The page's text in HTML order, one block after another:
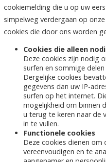
cookiemelding die u op uw
simpelweg verdergaan op
cookies die door ons worden
Cookies die alleen
Deze cookies zijn nodig
surfen en sommige
Dergelijke cookies
gegevens dan uw IP-
surfen op het internet.
mogelijkheid om binnen
u terug te keren naar de
in te vullen.
Functionele cookies
Deze cookies dienen
vereenvoudigen en te